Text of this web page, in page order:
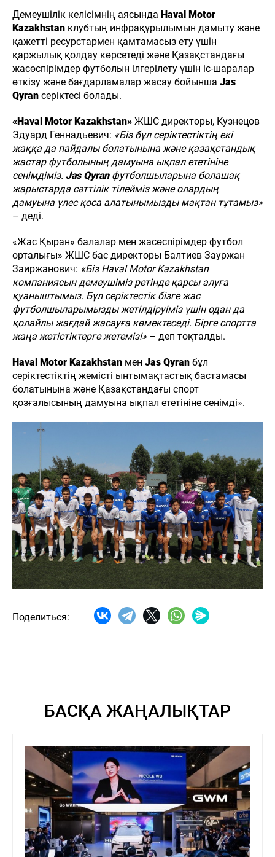
Haval
Qalqaman
Демеушілік келісімнің аясында Haval Motor
Kazakhstan клубтың инфрақұрылымын дамыту және
қажетті ресурстармен қамтамасыз ету үшін
қаржылық қолдау көрсетеді және Қазақстандағы
жасөспірімдер футболын ілгерілету үшін іс-шаралар
өткізу және бағдарламалар жасау бойынша Jas
Qyran серіктесі болады.
«Haval Motor Kazakhstan» ЖШС директоры, Кузнецов
Эдуард Геннадьевич: «Біз бұл серіктестіктің екі
жаққа да пайдалы болатынына және қазақстандық
жастар футболының дамуына ықпал ететініне
сенімдіміз. Jas Qyranфутболшыларына болашақ
жарыстарда сәттілік тілейміз және олардың
дамуына үлес қоса алатынымызды мақтан тұтамыз»
– деді.
«Жас Қыран» балалар мен жасөспірімдер футбол
орталығы» ЖШС бас директоры Балтиев Зауржан
Заиржанович: «Біз Haval Motor Kazakhstan
компаниясын демеушіміз ретінде қарсы алуға
қуаныштымыз. Бұл серіктестік бізге жас
футболшыларымызды жетілдіруіміз үшін одан да
қолайлы жағдай жасауға көмектеседі. Бірге спортта
жаңа жетістіктерге жетеміз!» – деп тоқталды.
Haval Motor Kazakhstan мен Jas Qyran бұл
серіктестіктің жемісті ынтымақтастық бастамасы
болатынына және Қазақстандағы спорт
қозғалысының дамуына ықпал ететініне сенімді».
Поделиться:
БАСҚА ЖАҢАЛЫҚТАР